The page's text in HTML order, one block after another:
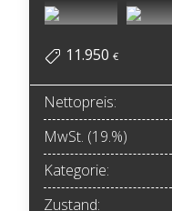
11.950 €
Nettopreis:
MwSt. (19.%)
Kategorie:
Zustand: